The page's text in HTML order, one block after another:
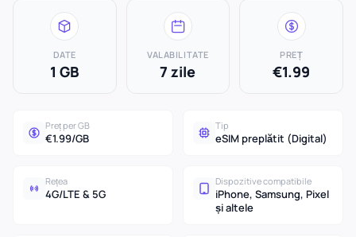
DATE
1 GB
VALABILITATE
7 zile
PREȚ
€1.99
Preț per GB
€1.99/GB
Tip
eSIM preplătit (Digital)
Rețea
4G/LTE & 5G
Dispozitive compatibile
iPhone, Samsung, Pixel
și altele